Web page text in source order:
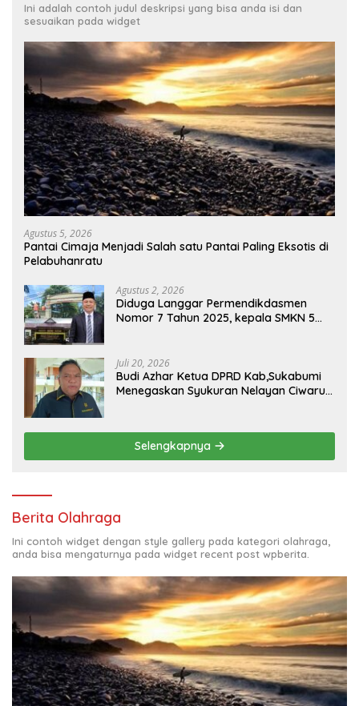
Ini adalah contoh judul deskripsi yang bisa anda isi dan
sesuaikan pada widget
Agustus 5, 2026
Pantai Cimaja Menjadi Salah satu Pantai Paling Eksotis di
Pelabuhanratu
Agustus 2, 2026
Diduga Langgar Permendikdasmen
Nomor 7 Tahun 2025, kepala SMKN 5
Juli 20, 2026
Budi Azhar Ketua DPRD Kab,Sukabumi
Menegaskan Syukuran Nelayan Ciwaru
Rumput
Selengkapnya
Berita Olahraga
Ini contoh widget dengan style gallery pada kategori olahraga,
anda bisa mengaturnya pada widget recent post wpberita.